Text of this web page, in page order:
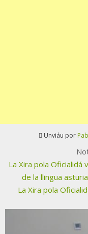
Unviáu por
La Xira pola Oficialidá
de la llingua
La Xira pola